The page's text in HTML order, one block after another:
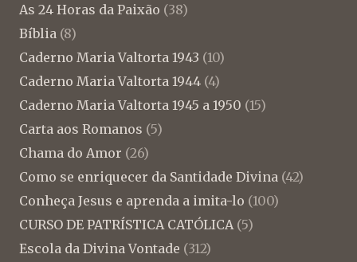
As 24 Horas da Paixão (38)
Bíblia (8)
Caderno Maria Valtorta 1943 (10)
Caderno Maria Valtorta 1944 (4)
Caderno Maria Valtorta 1945 a 1950 (15)
Carta aos Romanos (5)
Chama do Amor (26)
Como se enriquecer da Santidade Divina (42)
Conheça Jesus e aprenda a imita-lo (100)
CURSO DE PATRÍSTICA CATÓLICA (5)
Escola da Divina Vontade (312)